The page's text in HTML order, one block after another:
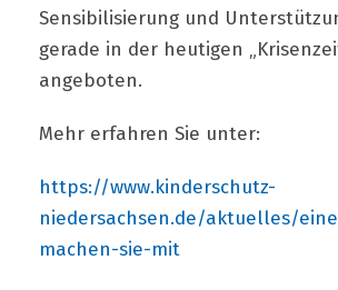
Sensibilisierung und
gerade in der heutigen
angeboten.
Mehr erfahren Sie unter:
https://www.kinderschutz-
niedersachsen.de/aktuelles/
machen-sie-mit